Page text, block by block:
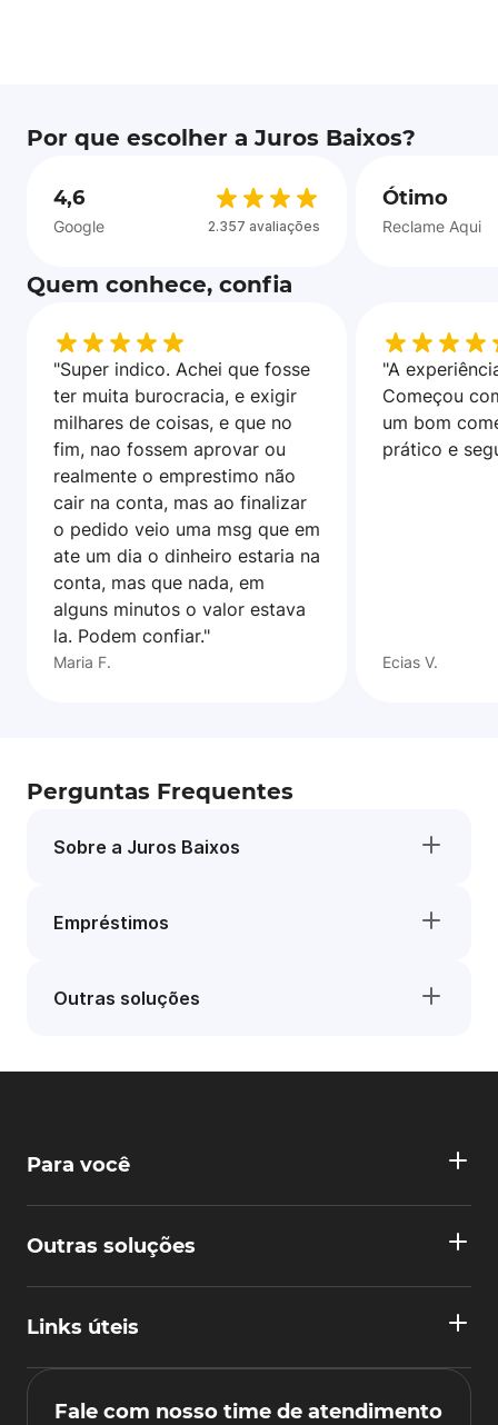
Por que escolher a Juros Baixos?
4,6
Google 2.357 avaliações
Ótimo
Reclame Aqui
Quem conhece, confia
"Super indico. Achei que fosse
ter muita burocracia, e exigir
milhares de coisas, e que no
fim, nao fossem aprovar ou
realmente o emprestimo não
cair na conta, mas ao finalizar
o pedido veio uma msg que em
ate um dia o dinheiro estaria na
conta, mas que nada, em
alguns minutos o valor estava
la. Podem confiar."
Maria F.
"A
Começou
um bom
prático e
Ecias V.
Perguntas Frequentes
Sobre a Juros Baixos
Empréstimos
Outras soluções
Para você
Outras soluções
Links úteis
Fale com nosso time de atendimento